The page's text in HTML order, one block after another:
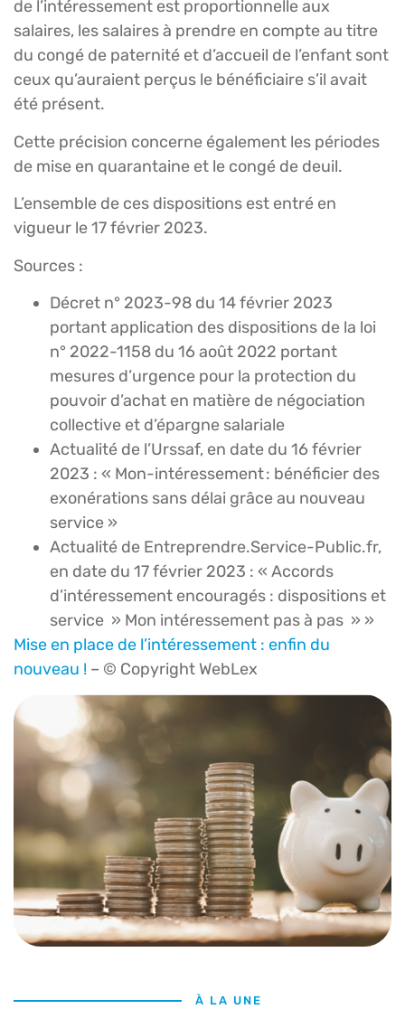
de l’intéressement est proportionnelle aux
salaires, les salaires à prendre en compte au titre
du congé de paternité et d’accueil de l’enfant sont
ceux qu’auraient perçus le bénéficiaire s’il avait
été présent.
Cette précision concerne également les périodes
de mise en quarantaine et le congé de deuil.
L’ensemble de ces dispositions est entré en
vigueur le 17 février 2023.
Sources :
Décret n° 2023-98 du 14 février 2023
portant application des dispositions de la loi
n° 2022-1158 du 16 août 2022 portant
mesures d’urgence pour la protection du
pouvoir d’achat en matière de négociation
collective et d’épargne salariale
Actualité de l’Urssaf, en date du 16 février
2023 : « Mon-intéressement : bénéficier des
exonérations sans délai grâce au nouveau
service »
Actualité de Entreprendre.Service-Public.fr,
en date du 17 février 2023 : « Accords
d’intéressement encouragés : dispositions et
service » Mon intéressement pas à pas » »
Mise en place de l’intéressement : enfin du
nouveau ! – © Copyright WebLex
À LA UNE